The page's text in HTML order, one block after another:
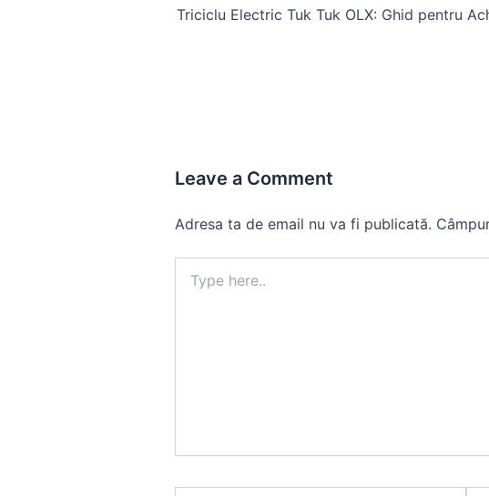
navigation
Leave a Comment
Adresa ta de email nu va fi publicată.
here..